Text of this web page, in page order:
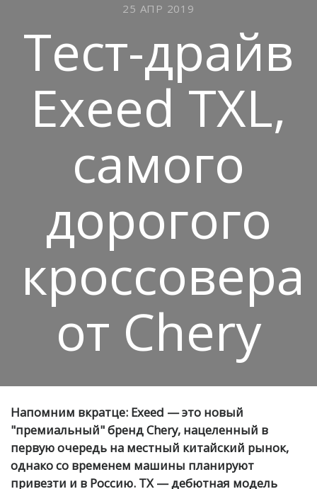
25 АПР 2019
Тест-драйв
Exeed TXL,
самого
дорогого
кроссовера
от Chery
Напомним вкратце: Exeed — это новый
"премиальный" бренд Chery, нацеленный в
первую очередь на местный китайский рынок,
однако со временем машины планируют
привезти и в Россию. TX — дебютная модель